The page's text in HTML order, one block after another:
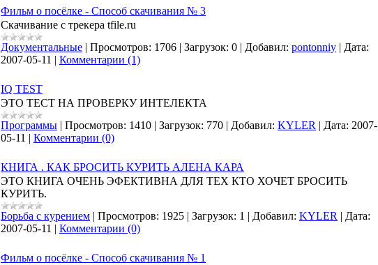
Фильм о посёлке - Способ скачивания № 3
Скачивание с трекера tfile.ru
Документальные | Просмотров: 1706 | Загрузок: 0 | Добавил: pontonniy | Дата:
2007-05-11 | Комментарии (1)
IQ TEST
ЭТО ТЕСТ НА ПРОВЕРКУ ИНТЕЛЕКТА
Программы | Просмотров: 1410 | Загрузок: 770 | Добавил: KYLER | Дата: 2007-
05-11 | Комментарии (0)
КНИГА . КАК БРОСИТЬ КУРИТЬ АЛЕНА КАРА
ЭТО КНИГА ОЧЕНЬ ЭФЕКТИВНА ДЛЯ ТЕХ КТО ХОЧЕТ БРОСИТЬ
КУРИТЬ.
Борьба с курением | Просмотров: 1925 | Загрузок: 1 | Добавил: KYLER | Дата:
2007-05-11 | Комментарии (0)
Фильм о посёлке - Способ скачивания № 1